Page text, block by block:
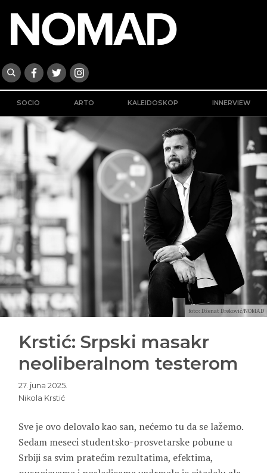
SOCIO ARTO KALEIDOSKOP INNERVIEW
foto: Dženat Dreković/NOMAD
Krstić: Srpski masakr
neoliberalnom testerom
27. juna 2025.
Nikola Krstić
Sve je ovo delovalo kao san, nećemo tu da se lažemo.
Sedam meseci studentsko-prosvetarske pobune u
Srbiji sa svim pratećim rezultatima, efektima,